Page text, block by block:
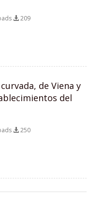
209
de Viena y
del
250